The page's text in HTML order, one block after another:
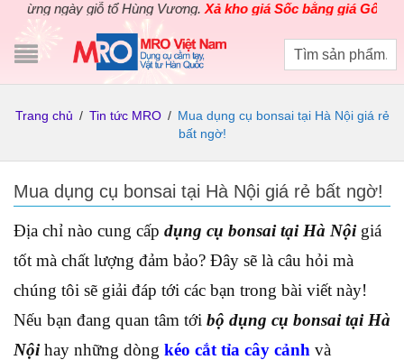
ngày giỗ tổ Hùng Vương.Xả kho giá Sốc bằng giá Gốccho các
Trang chủ / Tin tức MRO / Mua dụng cụ bonsai tại Hà Nội giá rẻ
bất ngờ!
Mua dụng cụ bonsai tại Hà Nội giá rẻ bất ngờ!
Địa chỉ nào cung cấp dụng cụ bonsai tại Hà Nộigiá
tốt mà chất lượng đảm bảo? Đây sẽ là câu hỏi mà
chúng tôi sẽ giải đáp tới các bạn trong bài viết này!
Nếu bạn đang quan tâm tới bộ dụng cụ bonsai tại Hà
Nộihay những dòng kéo cắt tỉa cây cảnh và